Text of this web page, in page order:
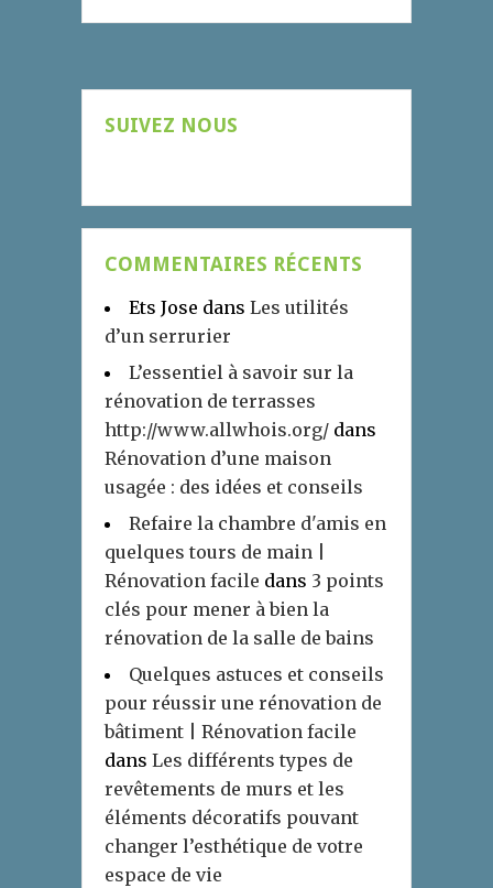
SUIVEZ NOUS
COMMENTAIRES RÉCENTS
Ets Jose dans Les utilités
d’un serrurier
L’essentiel à savoir sur la
rénovation de terrasses
http://www.allwhois.org/ dans
Rénovation d’une maison
usagée : des idées et conseils
Refaire la chambre d'amis en
quelques tours de main |
Rénovation facile dans 3 points
clés pour mener à bien la
rénovation de la salle de bains
Quelques astuces et conseils
pour réussir une rénovation de
bâtiment | Rénovation facile
dans Les différents types de
revêtements de murs et les
éléments décoratifs pouvant
changer l’esthétique de votre
espace de vie